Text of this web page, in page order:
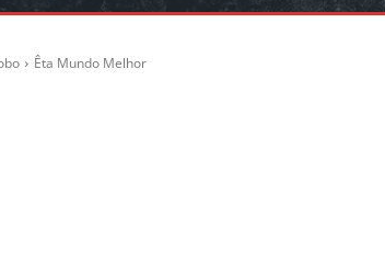
Êta Mundo Melhor